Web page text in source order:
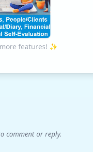
features! ✨
comment or reply.